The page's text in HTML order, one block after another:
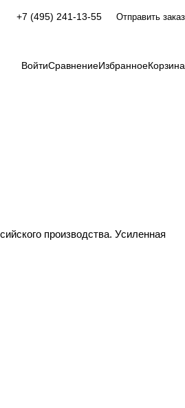
+7 (495) 241-13-55 Отправить заказ
ВойтиСравнениеИзбранноеКорзина
производства. Усиленная